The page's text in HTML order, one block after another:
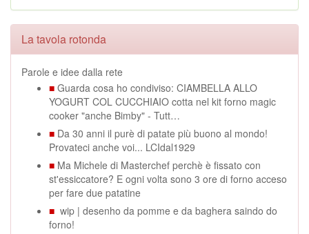
La tavola rotonda
Parole e idee dalla rete
■ Guarda cosa ho condiviso: CIAMBELLA ALLO
YOGURT COL CUCCHIAIO cotta nel kit forno magic
cooker "anche Bimby" - Tutt…
■ Da 30 anni il purè di patate più buono al mondo!
Provateci anche voi... LCIdal1929
■ Ma Michele di Masterchef perchè è fissato con
st'essiccatore? E ogni volta sono 3 ore di forno acceso
per fare due patatine
■ wip | desenho da pomme e da baghera saindo do
forno!